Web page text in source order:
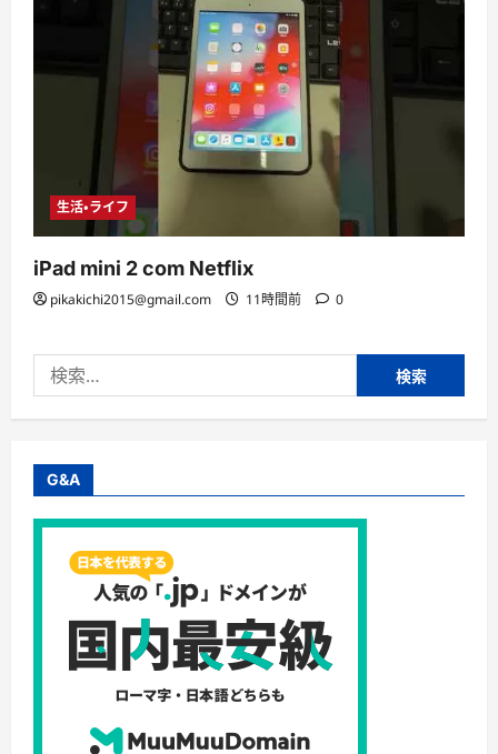
生活・ライフ
iPad mini 2 com Netflix
pikakichi2015@gmail.com 11時間前 0
索:
G&A